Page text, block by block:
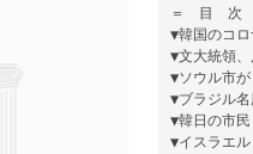
＝　目　次
▼韓国のコ
▼文大統領
▼ソウル市
▼ブラジル
▼韓日の市
▼イスラエ